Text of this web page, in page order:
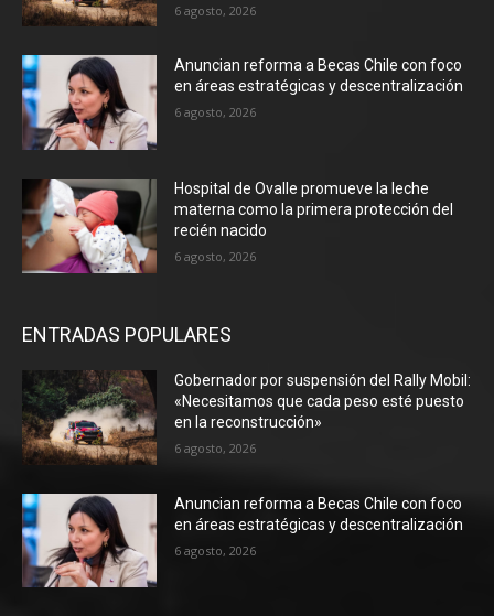
6 agosto, 2026
Anuncian reforma a Becas Chile con foco
en áreas estratégicas y descentralización
6 agosto, 2026
Hospital de Ovalle promueve la leche
materna como la primera protección del
recién nacido
6 agosto, 2026
ENTRADAS POPULARES
Gobernador por suspensión del Rally Mobil:
«Necesitamos que cada peso esté puesto
en la reconstrucción»
6 agosto, 2026
Anuncian reforma a Becas Chile con foco
en áreas estratégicas y descentralización
6 agosto, 2026